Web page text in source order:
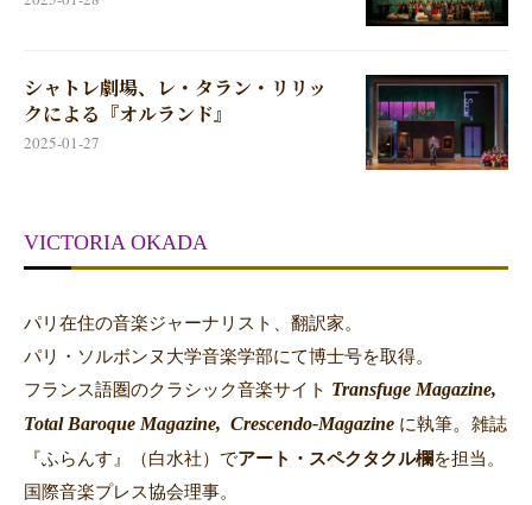
シャトレ劇場、レ・タラン・リリッ
クによる『オルランド』
2025-01-27
VICTORIA OKADA
パリ在住の音楽ジャーナリスト、翻訳家。
パリ・ソルボンヌ大学音楽学部にて博士号を取得。
フランス語圏のクラシック音楽サイト Transfuge Magazine,
Total Baroque Magazine, Crescendo-Magazine に執筆。 雑誌
『ふらんす』（白水社）でアート・スペクタクル欄を担当。
国際音楽プレス協会理事。